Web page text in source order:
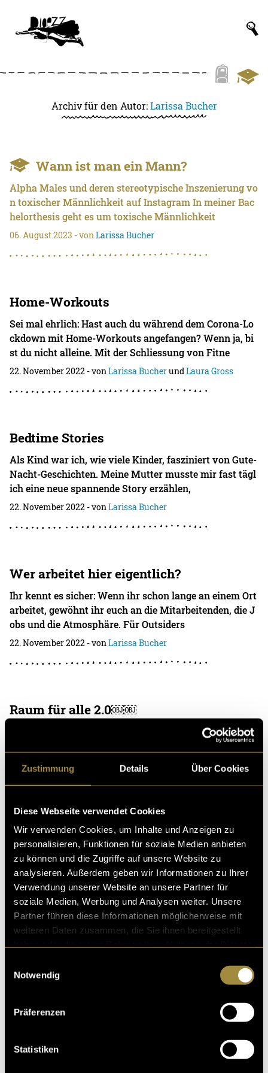
Zustimmung Details Über Cookies
Diese Webseite verwendet Cookies
Wir verwenden Cookies, um Inhalte und Anzeigen zu
personalisieren, Funktionen für soziale Medien anbieten
zu können und die Zugriffe auf unsere Website zu
analysieren. Außerdem geben wir Informationen zu Ihrer
Verwendung unserer Website an unsere Partner für
soziale Medien, Werbung und Analysen weiter. Unsere
Partner führen diese Informationen möglicherweise mit
weiteren Daten zusammen, die Sie ihnen bereitgestellt
Notwendig
Präferenzen
Statistiken
Archiv für den Autor:Larissa Bucher
Wann ist man ein Mann?
Alpha Males und deren stereotypische Inszenierung vo
n toxischer Männlichkeit auf Instagram In meiner Bac
helorthesis geht es um toxische Männlichkeit
06. August 2023 - vonLarissa Bucher
Home-Workouts
Sei mal ehrlich: Hast auch du während dem Corona-Lo
ckdown mit Home-Workouts angefangen? Wenn ja, bi
st du nicht alleine. Mit der Schliessung von Fitne
22. November 2022 - vonLarissa BucherundLaura Gross
Bedtime Stories
Als Kind war ich, wie viele Kinder, fasziniert von Gute-
Nacht-Geschichten. Meine Mutter musste mir fast tägl
ich eine neue spannende Story erzählen,
22. November 2022 - vonLarissa Bucher
Wer arbeitet hier eigentlich?
Ihr kennt es sicher: Wenn ihr schon lange an einem Ort
arbeitet, gewöhnt ihr euch an die Mitarbeitenden, die J
obs und die Atmosphäre. Für Outsiders
22. November 2022 - vonLarissa Bucher
Raum für alle 2.0￼￼
Das Herzensprojekt «Raum für alle» macht nun seit dre
i Semestern auf die Sicherheitsproblematik im öffentli
chen Raum aufmerksam. «Raum für alle�
Raum für alle: Aber wie und wo jetzt
eigentlich?!
«Raum für alle» ist mit dem dritten Semester in die zwe
ite Runde gestartet. Durch die Projektlancierung im Ma
i 2021 und die dadurch erhaltene Aufme
03. Januar 2022- vonAnnick Senn undLarissa Bucher
Gleichstellungsprojekt
Hast du dich auf dem Heimweg schon einmal unwohl g
efühlt? Verfolgt, verunsichert oder verängstigt? Wirst